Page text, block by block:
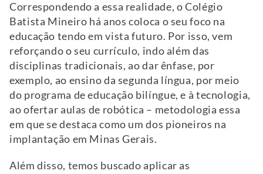
Correspondendo a essa realidade, o Colégio
Batista Mineiro há anos coloca o seu foco na
educação tendo em vista futuro. Por isso, vem
reforçando o seu currículo, indo além das
disciplinas tradicionais, ao dar ênfase, por
exemplo, ao ensino da segunda língua, por meio
do programa de educação bilíngue, e à tecnologia,
ao ofertar aulas de robótica – metodologia essa
em que se destaca como um dos pioneiros na
implantação em Minas Gerais.
Além disso, temos buscado aplicar as